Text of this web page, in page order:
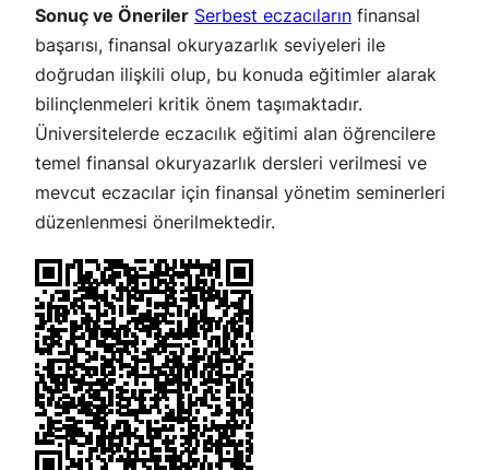
Sonuç ve Öneriler Serbest eczacıların finansal
başarısı, finansal okuryazarlık seviyeleri ile
doğrudan ilişkili olup, bu konuda eğitimler alarak
bilinçlenmeleri kritik önem taşımaktadır.
Üniversitelerde eczacılık eğitimi alan öğrencilere
temel finansal okuryazarlık dersleri verilmesi ve
mevcut eczacılar için finansal yönetim seminerleri
düzenlenmesi önerilmektedir.